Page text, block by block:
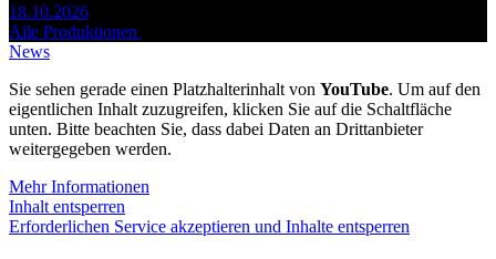
18.10.2026
Alle Produktionen
News
Sie sehen gerade einen Platzhalterinhalt von YouTube. Um auf den
eigentlichen Inhalt zuzugreifen, klicken Sie auf die Schaltfläche
unten. Bitte beachten Sie, dass dabei Daten an Drittanbieter
weitergegeben werden.
Mehr Informationen
Inhalt entsperren
Erforderlichen Service akzeptieren und Inhalte entsperren